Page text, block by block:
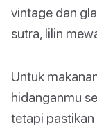
vintage dan
sutra, lilin
Untuk
hidanganmu
tetapi pastikan